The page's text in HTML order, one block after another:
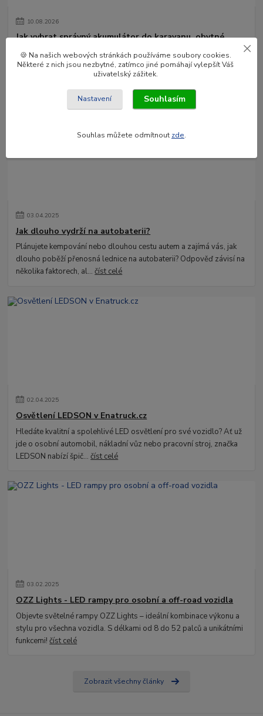
10.08.2026
Jak vybrat správný akumulátor do karavanu, obytné
Výběr akumulátoru nemusí být žádná věda. Pokud ale začnete
porovnávat hodnoty jako Ah, V, BMS, AGM, GEL nebo LiFePO4,
může se člověk rychle ztratit. ...
číst celé
03.04.2025
Jak dlouho vydrží na autobaterii?
Plánujete kempování nebo dlouhou cestu autem a zajímá vás, jak
dlouho poběží přenosná lednice na autobaterii? Odpověď závisí na
několika faktorech, al...číst celé
02.04.2025
Osvětlení LEDSON v Enatruck.cz
Hledáte kvalitní a spolehlivé LED osvětlení pro své vozidlo? Ať už
jde o osobní automobil, nákladní vůz nebo pracovní stroj, značka
LEDSON nabízí špič...číst celé
03.02.2025
OZZ Lights - LED rampy pro osobní a off-road vozidla
Objevte světelné rampy OZZ Lights – ideální kombinace výkonu a
stylu pro všechna vozidla. S délkami od 8 do 52 palců a unikátními
funkcemi!číst celé
Zobrazit všechny články
🍪 Na našich webových stránkách používáme soubory cookies.
Některé z nich jsou nezbytné, zatímco jiné pomáhají vylepšít Váš
uživatelský zážitek.
Nastavení Souhlasím
Souhlas můžete odmítnout zde.